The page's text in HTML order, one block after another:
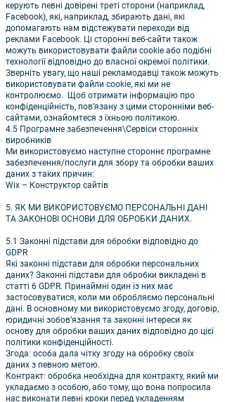
керують певні довірені треті сторони (наприклад,
Facebook), які, наприклад, збирають дані, які
допомагають нам відстежувати переходи від
реклами Facebook. Ці сторонні веб-сайти також
можуть використовувати файли cookie або подібні
технології відповідно до власної окремої політики.
Зверніть увагу, що наші рекламодавці також можуть
використовувати файли cookie, які ми не
контролюємо. Щоб отримати інформацію про
конфіденційність, пов’язану з цими сторонніми веб-
сайтами, ознайомтеся з їхньою політикою.
4.5 Програмне забезпечення\Сервіси сторонніх
виробників
Ми використовуємо наступне стороннє програмне
забезпечення/послуги для збору та обробки ваших
даних з таких причин:
Wix – Конструктор сайтів
5. ЯК МИ ВИКОРИСТОВУЄМО ПЕРСОНАЛЬНІ ДАНІ
ТА ЗАКОНОВІ ОСНОВИ ДЛЯ ОБРОБКИ ДАНИХ.
5.1 Законні підстави для обробки відповідно до
GDPR
Які законні підстави для обробки персональних
даних? Законні підстави для обробки викладені в
статті 6 GDPR. Принаймні один із них має
застосовуватися, коли ми обробляємо персональні
дані. В основному ми використовуємо згоду, договір,
юридичні зобов’язання та законні інтереси як
основу для обробки ваших даних відповідно до цієї
політики конфіденційності.
Згода: особа дала чітку згоду на обробку своїх
даних з певною метою.
Контракт: обробка необхідна для контракту, який ми
укладаємо з особою, або тому, що вона попросила
нас виконати певні кроки перед укладенням